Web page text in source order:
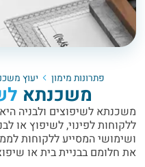
פתרונות מימון יעוץ
משכנתא
משכנתא לשיפוצים ולבניה
ללקוחות לפינוי, לשיפוץ או
ושימושי המסייע ללקוחות
את חלומם בבניית בית או